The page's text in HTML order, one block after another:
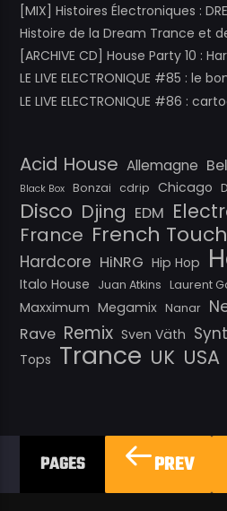
[MIX] Histoires Électroniques :
Histoire de la Dream Trance et
[ARCHIVE CD] House Party 10 :
LE LIVE ELECTRONIQUE #85 : le
LE LIVE ELECTRONIQUE #86 :
Acid House Allemagne
Black Box Bonzai cdrip Chicago
Disco Djing EDM
France French Touch
Hardcore HiNRG Hip Hop
Italo House Juan Atkins Laurent
Maxximum Megamix Nanar
Rave Remix Sven Väth
Tops Trance UK USA
PAGES PREV